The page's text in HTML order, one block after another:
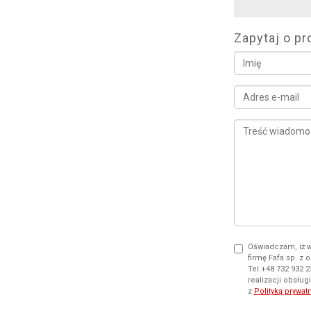
Zapytaj o
Oświadczam, iż
firmę Fafa sp. z
Tel.+48 732 932
realizacji
z Polityką